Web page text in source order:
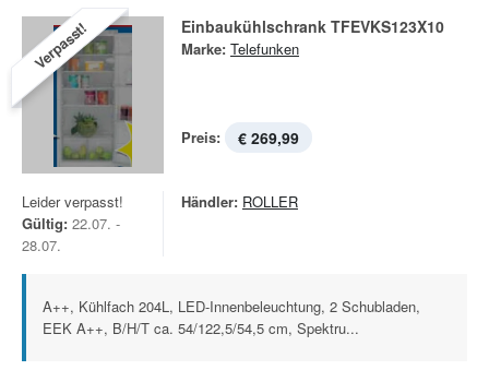
Verpasst! Einbaukühlschrank TFEVKS123X10
Marke: Telefunken
Preis: € 269,99
Leider verpasst!
Gültig: 22.07. -
28.07.
Händler: ROLLER
A++, Kühlfach 204L, LED-Innenbeleuchtung, 2 Schubladen,
EEK A++, B/H/T ca. 54/122,5/54,5 cm, Spektru...